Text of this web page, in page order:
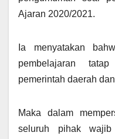
Ajaran 2020/2021.
Ia menyatakan
pembelajaran
pemerintah daerah
Maka dalam
seluruh pihak wajib